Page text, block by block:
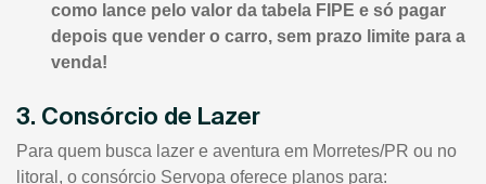
como lance pelo valor da tabela FIPE e só pagar
depois que vender o carro, sem prazo limite para a
venda!
3. Consórcio de Lazer
Para quem busca lazer e aventura em Morretes/PR ou no
litoral, o consórcio Servopa oferece planos para: